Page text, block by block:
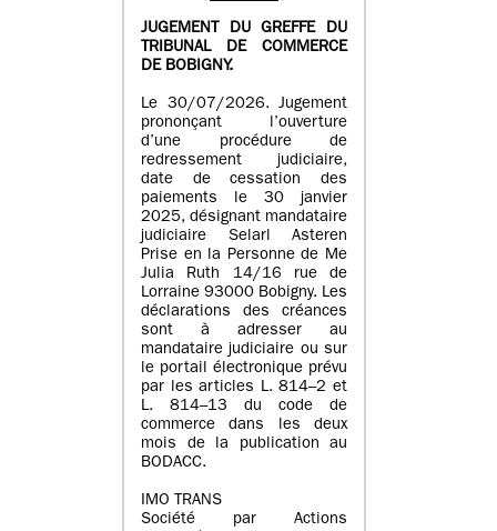
JUGEMENT DU GREFFE DU
TRIBUNAL DE COMMERCE
DE BOBIGNY.
Le 30/07/2026. Jugement
prononçant l’ouverture
d’une procédure de
redressement judiciaire,
date de cessation des
paiements le 30 janvier
2025, désignant mandataire
judiciaire Selarl Asteren
Prise en la Personne de Me
Julia Ruth 14/16 rue de
Lorraine 93000 Bobigny. Les
déclarations des créances
sont à adresser au
mandataire judiciaire ou sur
le portail électronique prévu
par les articles L. 814–2 et
L. 814–13 du code de
commerce dans les deux
mois de la publication au
BODACC.
IMO TRANS
Société par Actions